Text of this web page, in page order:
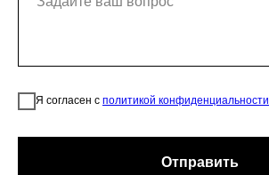
Я согласен с политикой конфиденциальности
Отправить